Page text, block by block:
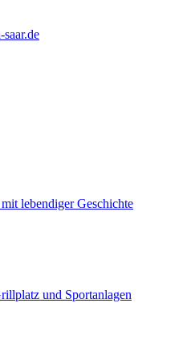
lebendiger Geschichte
und Sportanlagen